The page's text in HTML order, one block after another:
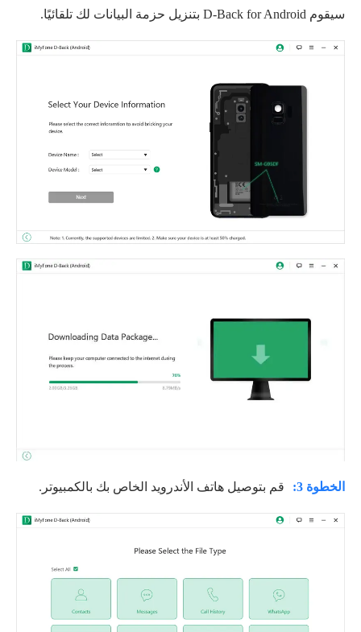
سيقوم D-Back for Android بتنزيل حزمة البيانات لك تلقائيًا.
الخطوة 3: قم بتوصيل هاتف الأندرويد الخاص بك بالكمبيوتر.